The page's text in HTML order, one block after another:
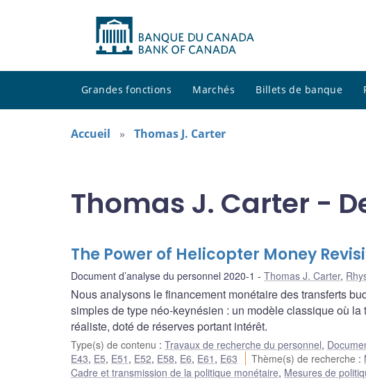
Grandes fonctions Marchés Billets de banque
Accueil Thomas J. Carter
Thomas J. Carter -
The Power of Helicopter Money
Document d’analyse du personnel 2020-1 Thomas J. Carter,
Nous analysons le financement monétaire des transferts
simples de type néo-keynésien : un modèle classique où
réaliste, doté de réserves portant intérêt.
Type(s) de contenu : Travaux de recherche du personnel,
E43, E5, E51 , E52, E58, E6, E61 , E63 Thème(s) de recherche :
Cadre et transmission de la politique monétaire, Mesures de